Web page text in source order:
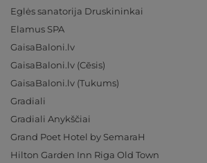
Eglės sanatorija Druskininkai
Elamus SPA
GaisaBaloni.lv
GaisaBaloni.lv (Cēsis)
GaisaBaloni.lv (Tukums)
Gradiali
Gradiali Anykščiai
Grand Poet Hotel by SemaraH
Hilton Garden Inn Riga Old Town